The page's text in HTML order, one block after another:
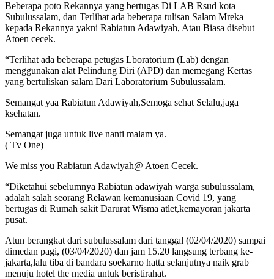
Beberapa poto Rekannya yang bertugas Di LAB Rsud kota
Subulussalam, dan Terlihat ada beberapa tulisan Salam Mreka
kepada Rekannya yakni Rabiatun Adawiyah, Atau Biasa disebut
Atoen cecek.
“Terlihat ada beberapa petugas Lboratorium (Lab) dengan
menggunakan alat Pelindung Diri (APD) dan memegang Kertas
yang bertuliskan salam Dari Laboratorium Subulussalam.
Semangat yaa Rabiatun Adawiyah,Semoga sehat Selalu,jaga
ksehatan.
Semangat juga untuk live nanti malam ya.
( Tv One)
We miss you Rabiatun Adawiyah@ Atoen Cecek.
“Diketahui sebelumnya Rabiatun adawiyah warga subulussalam,
adalah salah seorang Relawan kemanusiaan Covid 19, yang
bertugas di Rumah sakit Darurat Wisma atlet,kemayoran jakarta
pusat.
Atun berangkat dari subulussalam dari tanggal (02/04/2020) sampai
dimedan pagi, (03/04/2020) dan jam 15.20 langsung terbang ke-
jakarta,lalu tiba di bandara soekarno hatta selanjutnya naik grab
menuju hotel the media untuk beristirahat.